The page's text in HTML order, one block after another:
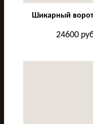
Шикарный
24600